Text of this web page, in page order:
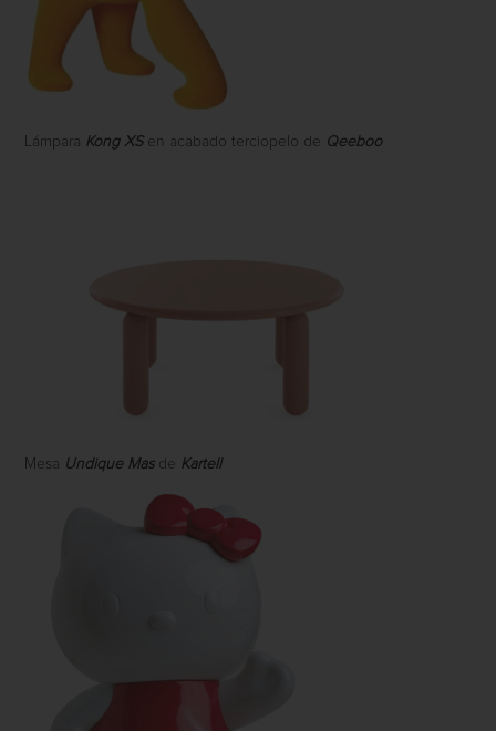
Lámpara Kong XSen acabado terciopelo de Qeeboo
Mesa Undique Masde Kartell